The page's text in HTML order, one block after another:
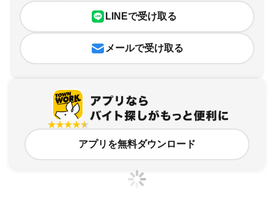
LINEで受け取る
メールで受け取る
アプリを無料ダウンロード